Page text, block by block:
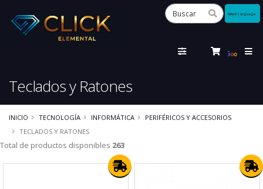
Teclados y Ratones
INICIO TECNOLOGÍA INFORMÁTICA
PERIFÉRICOS Y ACCESORIOS
TECLADOS Y RATONES
Total de productos disponibles 263